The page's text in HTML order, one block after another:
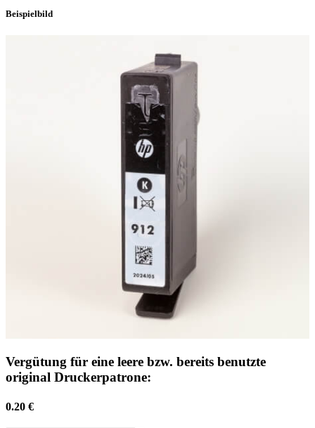
Beispielbild
Vergütung für eine leere bzw. bereits benutzte
original Druckerpatrone:
0.20 €